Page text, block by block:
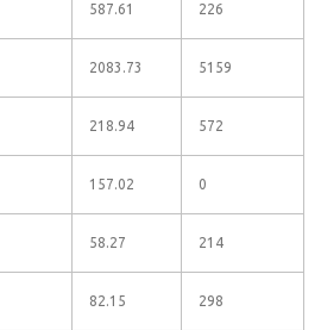
587.61 226
2083.73 5159
218.94 572
157.02 0
58.27 214
82.15 298